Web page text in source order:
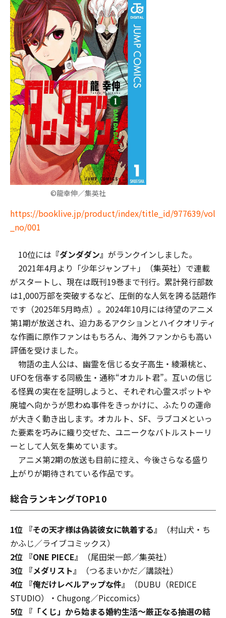
©龍幸伸／集英社
https://booklive.jp/product/index/title_id/977639/vol
_no/001
10位には 『ダンダダン』 がランクインしました。
2021年4月より「少年ジャンプ＋」（集英社）で連載
がスタートし、現在は既刊19巻まで刊行。累計発行部数
は1,000万部を突破するなど、圧倒的な人気を誇る話題作
です（2025年5月時点）。2024年10月には待望のアニメ
第1期が放送され、迫力あるアクションとハイクオリティ
な作画に原作ファンはもちろん、海外ファンからも高い
評価を受けました。
物語の主人公は、幽霊を信じる女子高生・綾瀬桃と、
UFOを信奉する同級生・通称“オカルト君”。互いの信じ
る怪異の実在を証明しようと、それぞれ心霊スポットや
廃墟へ向かうが――思わぬ事件をきっかけに、ふたりの運命
が大きく動き出します。オカルト、SF、ラブコメといっ
た要素を巧みに織り交ぜた、ユニークなバトルストーリ
ーとして人気を集めています。
アニメ第2期の放送も目前に控え、今後さらなる盛り
上がりが期待されている作品です。
総合ランキングTOP10
1位 『その天才様は偽装彼女に執着する』
（村山犬・ち
かふじ／ライブコミックス）
2位 『ONE PIECE』
（尾田栄一郎／集英社）
3位 『メダリスト』
（つるまいかだ／講談社）
4位 『俺だけレベルアップな件』
（DUBU（REDICE
STUDIO）・Chugong／Piccomics）
5位 『「くじ」から始まる婚約生活～厳正なる抽選の結